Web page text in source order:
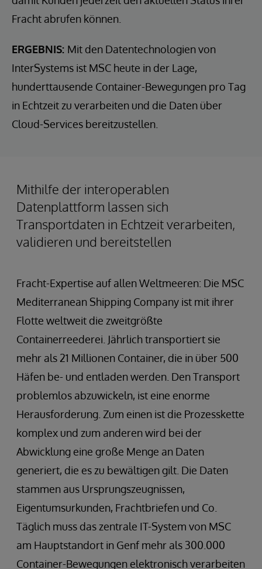
Fracht abrufen können.
ERGEBNIS: Mit den Datentechnologien von
InterSystems ist MSC heute in der Lage,
hunderttausende Container-Bewegungen pro Tag
in Echtzeit zu verarbeiten und die Daten über
Cloud-Services bereitzustellen.
Mithilfe der interoperablen
Datenplattform lassen sich
Transportdaten in Echtzeit verarbeiten,
validieren und bereitstellen
Fracht-Expertise auf allen Weltmeeren: Die MSC
Mediterranean Shipping Company ist mit ihrer
Flotte weltweit die zweitgrößte
Containerreederei. Jährlich transportiert sie
mehr als 21 Millionen Container, die in über 500
Häfen be- und entladen werden. Den Transport
problemlos abzuwickeln, ist eine enorme
Herausforderung. Zum einen ist die Prozesskette
komplex und zum anderen wird bei der
Abwicklung eine große Menge an Daten
generiert, die es zu bewältigen gilt. Die Daten
stammen aus Ursprungszeugnissen,
Eigentumsurkunden, Frachtbriefen und Co.
Täglich muss das zentrale IT-System von MSC
am Hauptstandort in Genf mehr als 300.000
Container-Bewegungen elektronisch verarbeiten